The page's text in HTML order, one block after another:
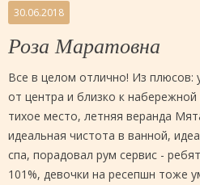
30.06.2018
Роза Маратовна
Все в целом отлично! Из плюсов:
от центра и близко к
тихое место, летняя веранда
идеальная чистота в ванной,
спа, порадовал рум сервис -
101%, девочки на ресепшн тоже